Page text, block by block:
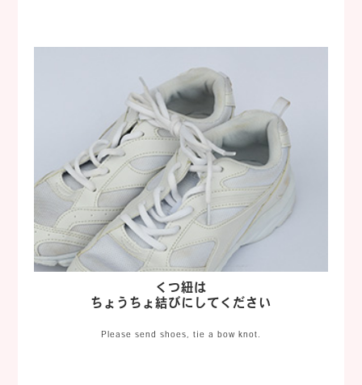
くつ紐は
ちょうちょ結びにしてください
Please send shoes, tie a bow knot.